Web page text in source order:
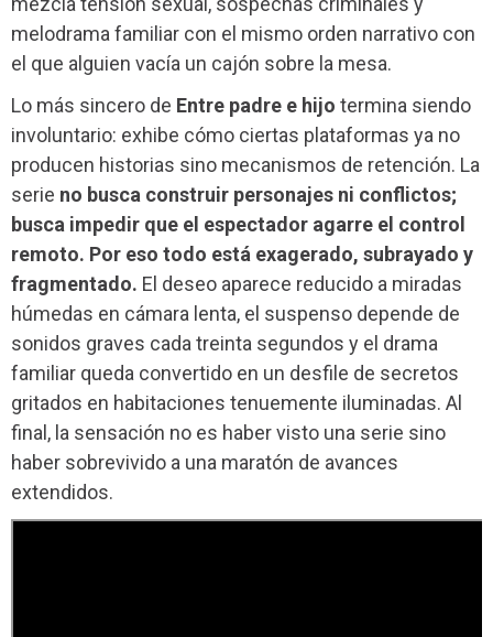
melodrama familiar con el mismo orden narrativo con
el que alguien vacía un cajón sobre la mesa.
Lo más sincero de Entre padre e hijo termina siendo
involuntario: exhibe cómo ciertas plataformas ya no
producen historias sino mecanismos de retención. La
serie no busca construir personajes ni conflictos;
busca impedir que el espectador agarre el control
remoto. Por eso todo está exagerado, subrayado y
fragmentado. El deseo aparece reducido a miradas
húmedas en cámara lenta, el suspenso depende de
sonidos graves cada treinta segundos y el drama
familiar queda convertido en un desfile de secretos
gritados en habitaciones tenuemente iluminadas. Al
final, la sensación no es haber visto una serie sino
haber sobrevivido a una maratón de avances
extendidos.